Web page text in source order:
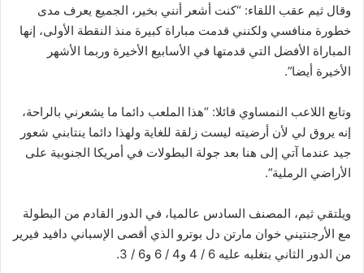
وقال ثيم عقب اللقاء: “كنت أشعر أنني بخير، الجميع يعرف مدى
خطورة منافسي ولكنني قدمت مباراة كبيرة منذ النقطة الأولى، إنها
المباراة الأفضل التي قدمتها في الأسابيع الأخيرة وربما الأشهر
الأخيرة أيضا”.
وتابع اللاعب النمساوي قائلا: “هذا الملعب دائما ما يشعرني بالراحة،
إنه يروق لي لأن أرضيته ليست زلقة للغاية ولهذا دائما ينتابني شعور
جيد عندما آتي إلى هنا بعد جولة البطولات في أمريكا الجنوبية على
الأراضي الرملية”.
ويلتقي ثيم، المصنف السادس عالميا، في الدور القادم من البطولة
مع الأرجنتيني خوان مارتن دل بوترو الذي أقصى الإسباني دافيد فيرير
من الدور الثاني بتغلبه عليه 6 / 4 و4 / 6 و6 / 3.